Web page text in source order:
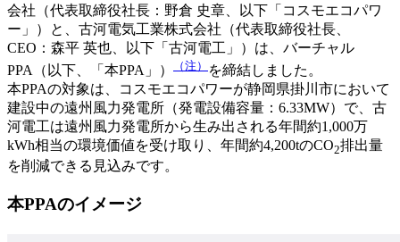
会社（代表取締役社長：野倉 史章、以下「コスモエコパワ
ー」）と、古河電気工業株式会社（代表取締役社長、
CEO：森平 英也、以下「古河電工」）は、バーチャル
PPA（以下、「本PPA」）
（注）
を締結しました。
本PPAの対象は、コスモエコパワーが静岡県掛川市において
建設中の遠州風力発電所（発電設備容量：6.33MW）で、古
河電工は遠州風力発電所から生み出される年間約1,000万
kWh相当の環境価値を受け取り、年間約4,200tのCO2排出量
を削減できる見込みです。
本PPAのイメージ